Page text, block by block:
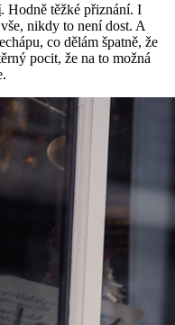
. Hodně těžké přiznání. I
nikdy to není dost. A
co dělám špatně, že
pocit, že na to možná